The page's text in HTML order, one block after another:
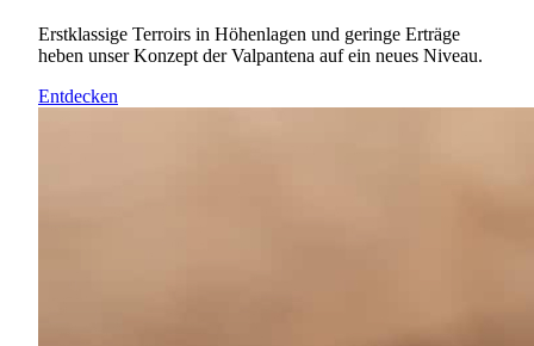
Erstklassige Terroirs in Höhenlagen und geringe Erträge
heben unser Konzept der Valpantena auf ein neues Niveau.
Entdecken